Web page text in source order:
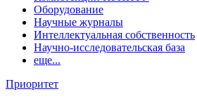
Оборудование
Научные журналы
Интеллектуальная собственность
Научно-исследовательская база
еще...
Приоритет